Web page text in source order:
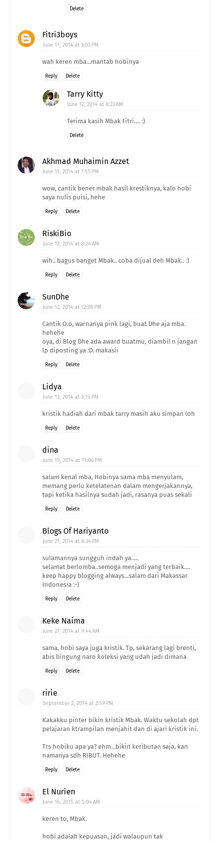
Delete
Fitri3boys
June 11, 2014 at 3:03 PM
wah keren mba...mantab hobinya
Reply Delete
Tarry Kitty
June 12, 2014 at 8:23 AM
Terima kasih Mbak Fitri.... :)
Delete
Akhmad Muhaimin Azzet
June 11, 2014 at 7:55 PM
wow, cantik bener mbak hasil krestiknya, kalo hobi
saya nulis puisi, hehe
Reply Delete
RiskiBio
June 12, 2014 at 8:24 AM
wih.. bagus banget Mbak.. coba dijual deh Mbak.. :)
Reply Delete
SunDhe
June 12, 2014 at 12:08 PM
Cantik O.o, warnanya pink lagi, buat Dhe aja mba.
hehehe
oya, di Blog Dhe ada award buatmu, diambil n jangan
lp diposting ya :D. makasii
Reply Delete
Lidya
June 13, 2014 at 3:15 PM
kristik hadiah dari mbak tarry masih aku simpan loh
Reply Delete
dina
June 19, 2014 at 11:06 PM
salam kenal mba, Hobinya sama mba menyulam,
memang perlu ketelatenan dalam mengerjakannya,
tapi ketika hasilnya sudah jadi, rasanya puas sekali
Reply Delete
Blogs Of Hariyanto
June 21, 2014 at 8:34 PM
sulamannya sungguh indah ya.....
selamat berlomba..semoga menjadi yang terbaik....
keep happy blogging always...salam dari Makassar
Indonesia :-)
Reply Delete
Keke Naima
June 27, 2014 at 9:44 AM
sama, hobi saya juga kristik. Tp, sekarang lagi brenti,
abis bingung naro koleksi yang udah jadi dimana
Reply Delete
ririe
September 2, 2014 at 2:59 PM
Kakakku pinter bikin kristik Mbak. Waktu sekolah dpt
pelajaran ktrampilan menjahit dan di ajari kristik ini.
Trs hobiku apa ya? ehm...bikin keributan saja, kan
namanya sdh RIBUT. Hehehe
Reply Delete
El Nurien
June 16, 2015 at 5:04 AM
keren to, Mbak.
hobi adalah kepuasan, jadi walaupun tak